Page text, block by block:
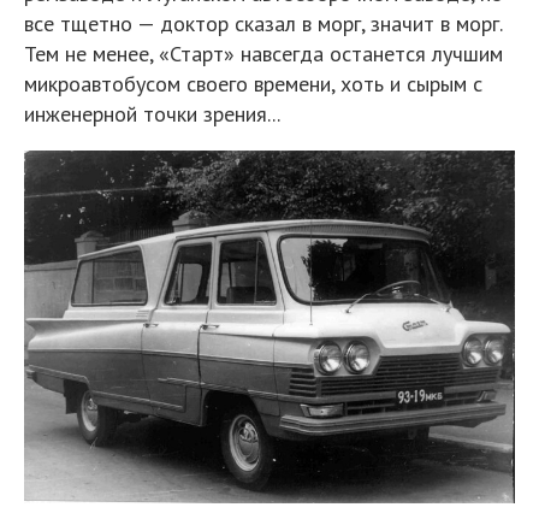
все тщетно — доктор сказал в морг, значит в морг.
Тем не менее, «Старт» навсегда останется лучшим
микроавтобусом своего времени, хоть и сырым с
инженерной точки зрения...